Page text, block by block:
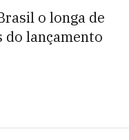
o longa de
do lançamento